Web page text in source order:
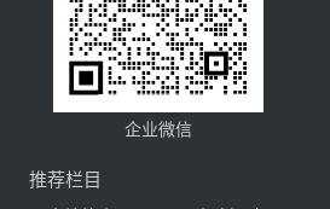
企业微信
推荐栏目